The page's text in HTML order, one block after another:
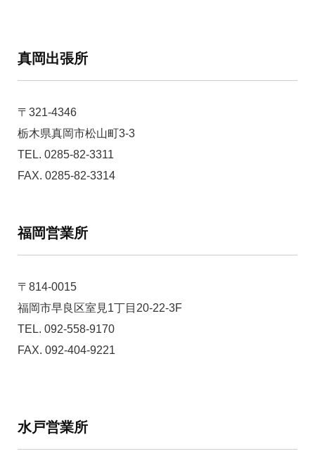
真岡出張所
〒321-4346
栃木県真岡市松山町3-3
TEL. 0285-82-3311
FAX. 0285-82-3314
福岡営業所
〒814-0015
福岡市早良区室見1丁目20-22-3F
TEL. 092-558-9170
FAX. 092-404-9221
水戸営業所